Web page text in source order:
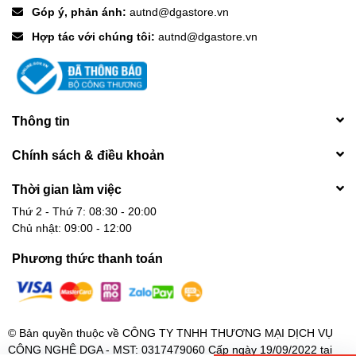
Góp ý, phản ánh: autnd@dgastore.vn
Hợp tác với chúng tôi: autnd@dgastore.vn
Thông tin
Chính sách & điều khoản
Thời gian làm việc
Thứ 2 - Thứ 7: 08:30 - 20:00
Chủ nhật: 09:00 - 12:00
Phương thức thanh toán
© Bản quyền thuộc về CÔNG TY TNHH THƯƠNG MẠI DỊCH VỤ
CÔNG NGHỆ DGA - MST: 0317479060 Cấp ngày 19/09/2022 tại